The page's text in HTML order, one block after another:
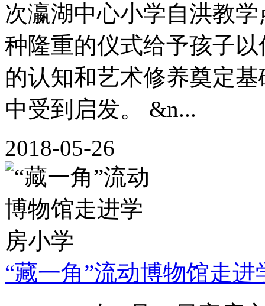
次瀛湖中心小学自洪教
种隆重的仪式给予孩子
的认知和艺术修养奠定
中受到启发。 &n...
2018-05-26
“藏一角”流动博物馆走进